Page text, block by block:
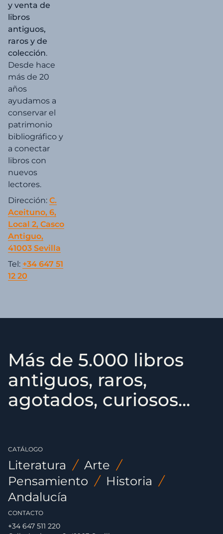
y venta de
libros
antiguos,
raros y de
colección.
Desde hace
más de 20
años
ayudamos a
conservar el
patrimonio
bibliográfico y
a conectar
libros con
nuevos
lectores.
Dirección: C.
Aceituno, 6,
Local 2, Casco
Antiguo,
41003 Sevilla
Tel: +34 647 51
12 20
Más de 5.000 libros
antiguos, raros,
agotados, curiosos...
CATÁLOGO
Literatura / Arte /
Pensamiento / Historia /
Andalucía
CONTACTO
+34 647 511 220